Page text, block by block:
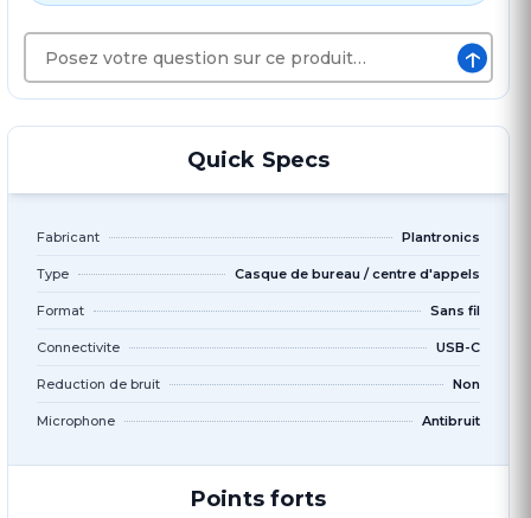
↑
Quick Specs
Fabricant Plantronics
Type Casque de bureau / centre d'appels
Format Sans fil
Connectivite USB-C
Reduction de bruit Non
Microphone Antibruit
Points forts